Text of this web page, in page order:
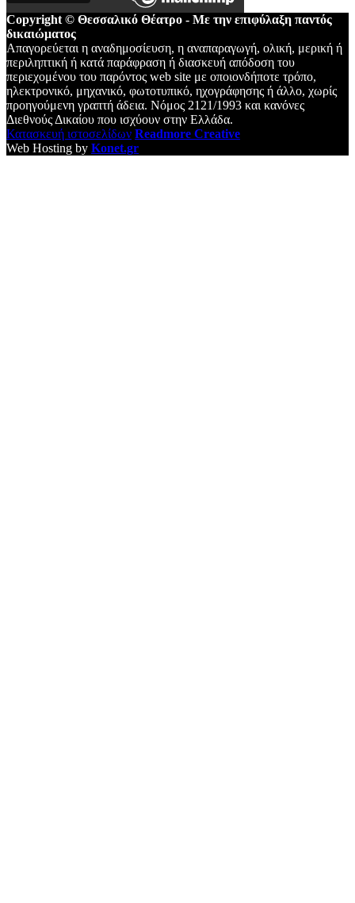
Copyright © Θεσσαλικό Θέατρο - Με την επιφύλαξη παντός
δικαιώματος
Απαγορεύεται η αναδημοσίευση, η αναπαραγωγή, ολική, μερική ή
περιληπτική ή κατά παράφραση ή διασκευή απόδοση του
περιεχομένου του παρόντος web site με οποιονδήποτε τρόπο,
ηλεκτρονικό, μηχανικό, φωτοτυπικό, ηχογράφησης ή άλλο, χωρίς
προηγούμενη γραπτή άδεια. Νόμος 2121/1993 και κανόνες
Διεθνούς Δικαίου που ισχύουν στην Ελλάδα.
Κατασκευή ιστοσελίδων Readmore Creative
Web Hosting by Konet.gr